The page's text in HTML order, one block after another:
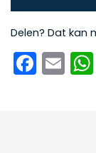
Delen? Dat kan